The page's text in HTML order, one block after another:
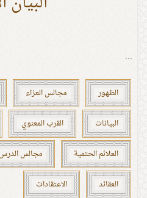
...
الظهور مجالس العزاء
البيانات القرب المعنوي
العلائم الحتمية مجالس الدرس
العقائد الاعتقادات